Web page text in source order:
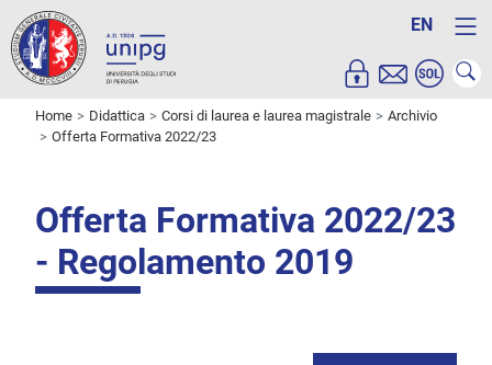
EN
Home Didattica Corsi di laurea e laurea magistrale
Archivio
Offerta Formativa 2022/23
Offerta Formativa 2022/23
- Regolamento 2019